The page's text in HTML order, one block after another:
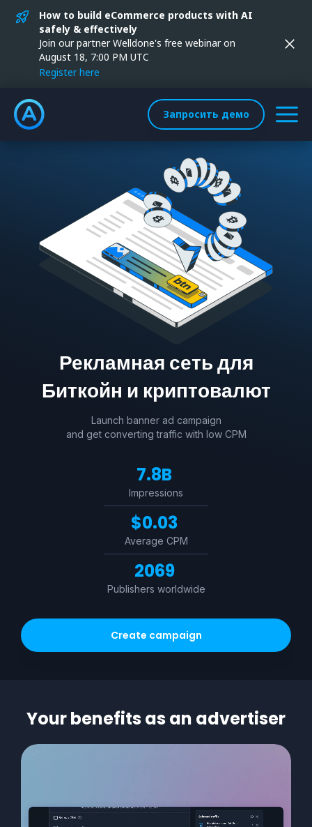
How to build eCommerce products with AI
safely & effectively
Join our partner Welldone's free webinar on
August 18, 7:00 PM UTC
Register here
Запросить демо
Рекламная сеть для
Биткойн и криптовалют
Launch banner ad campaign
and get converting traffic with low CPM
7.8B
Impressions
$0.03
Average CPM
2069
Publishers worldwide
Create campaign
Your benefits as an advertiser